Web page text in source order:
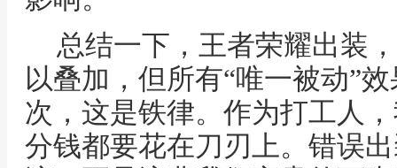
总结一下，王者荣耀出装
以叠加，但所有“唯一被动”
次，这是铁律。作为打工人
分钱都要花在刀刃上。错误